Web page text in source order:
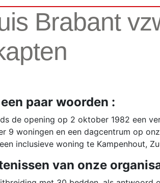
Brabant
paar woorden :
de opening op 2 oktober 1982 een
9 woningen en een dagcentrum op
inclusieve woning te Kampenhout,
van onze